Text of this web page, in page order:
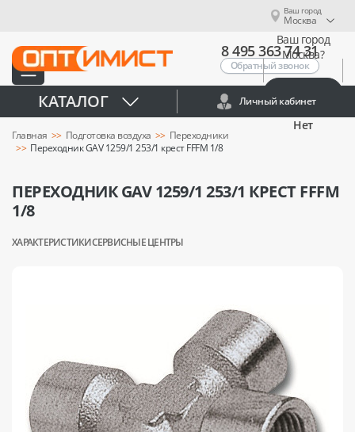
Ваш город
Москва
Ваш город
Москва?
Нет
8 495 363 74 31
Обратный звонок
КАТАЛОГ Личный кабинет
Главная Подготовка воздуха
Переходники
Переходник GAV 1259/1 253/1 крест FFFM 1/8
ПЕРЕХОДНИК GAV 1259/1 253/1 КРЕСТ FFFM
1/8
ХАРАКТЕРИСТИКИСЕРВИСНЫЕ ЦЕНТРЫ